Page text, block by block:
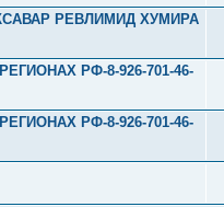
РЕВЛИМИД ХУМИРА
РФ-8-926-701-46-
РФ-8-926-701-46-